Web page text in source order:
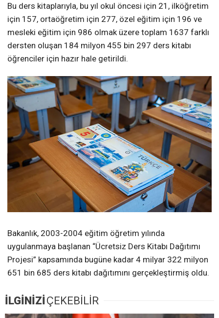
Bu ders kitaplarıyla, bu yıl okul öncesi için 21, ilköğretim
için 157, ortaöğretim için 277, özel eğitim için 196 ve
mesleki eğitim için 986 olmak üzere toplam 1637 farklı
dersten oluşan 184 milyon 455 bin 297 ders kitabı
öğrenciler için hazır hale getirildi.
Bakanlık, 2003-2004 eğitim öğretim yılında
uygulanmaya başlanan “Ücretsiz Ders Kitabı Dağıtımı
Projesi” kapsamında bugüne kadar 4 milyar 322 milyon
651 bin 685 ders kitabı dağıtımını gerçekleştirmiş oldu.
İLGİNİZİÇEKEBİLİR